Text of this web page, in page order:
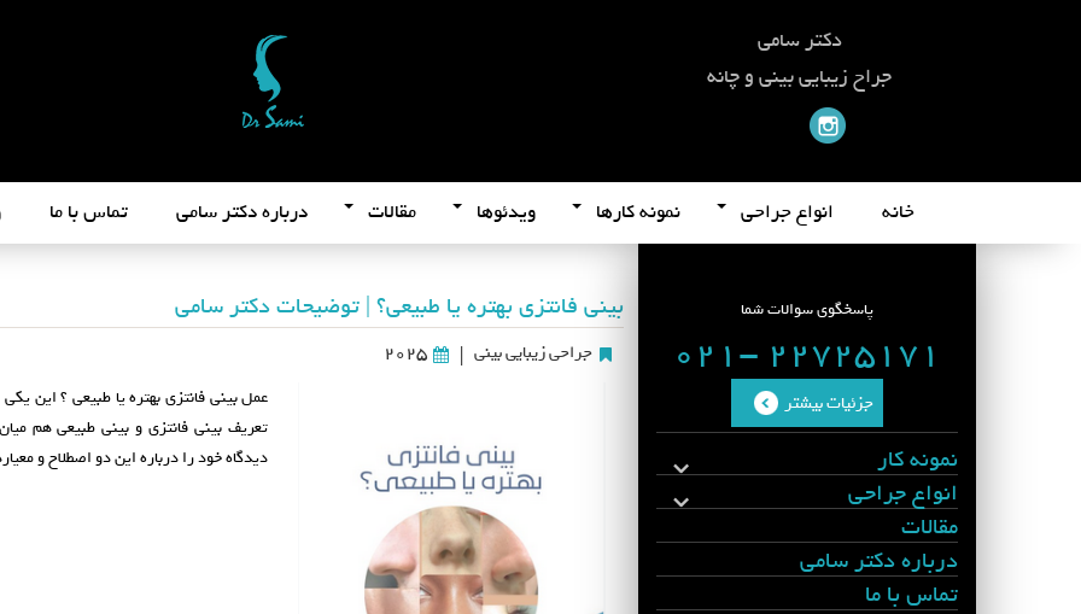
دکتر سامی
جراح زیبایی بینی و چانه
خانه انواع جراحی نمونه کارها ویدئوها مقالات درباره دکتر سامی تماس با ما
بینی فانتزی بهتره یا طبیعی؟ | توضیحات دکتر سامی
جراحی زیبایی بینی |
2025
عمل بینی فانتزی بهتره یا طبیعی ؟ این
تعریف بینی فانتزی و بینی طبیعی هم
دیدگاه خود را درباره این دو اصطلاح و
پاسخگوی سوالات شما
22725171 -021
جزئیات بیشتر
نمونه کار
انواع جراحی
مقالات
درباره دکتر سامی
تماس با ما